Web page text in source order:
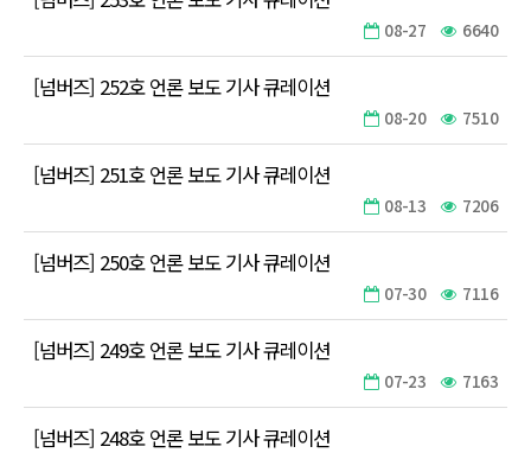
08-27 6640
[넘버즈] 252호 언론 보도 기사 큐레이션
08-20 7510
[넘버즈] 251호 언론 보도 기사 큐레이션
08-13 7206
[넘버즈] 250호 언론 보도 기사 큐레이션
07-30 7116
[넘버즈] 249호 언론 보도 기사 큐레이션
07-23 7163
[넘버즈] 248호 언론 보도 기사 큐레이션